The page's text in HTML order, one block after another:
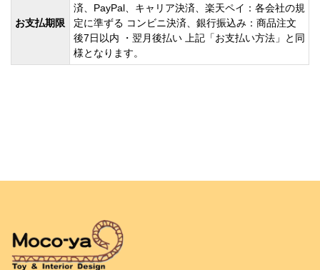
お支払期限
済、PayPal、キャリア決済、楽天ペイ：各会社の規
定に準ずる コンビニ決済、銀行振込み：商品注文
後7日以内 ・翌月後払い 上記「お支払い方法」と同
様となります。